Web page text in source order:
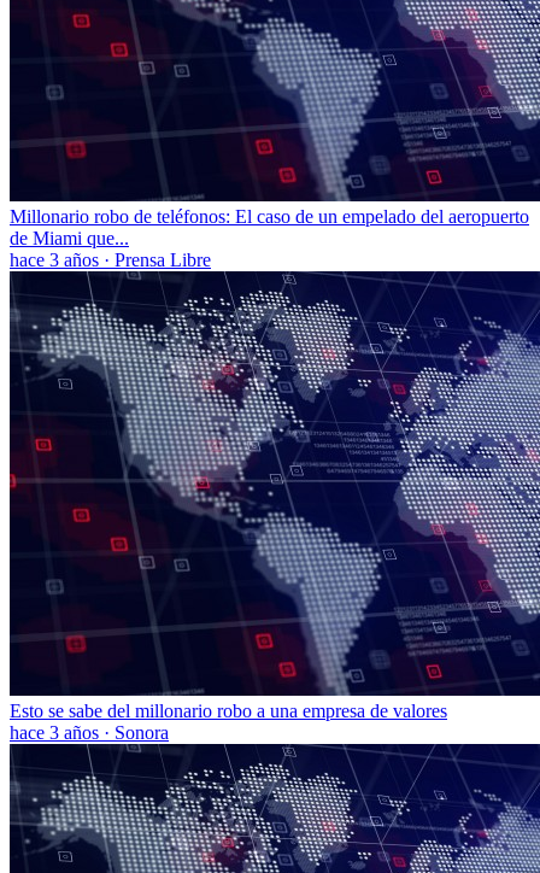
Millonario robo de teléfonos: El caso de un empelado del aeropuerto
de Miami que...
hace 3 años · Prensa Libre
Esto se sabe del millonario robo a una empresa de valores
hace 3 años · Sonora